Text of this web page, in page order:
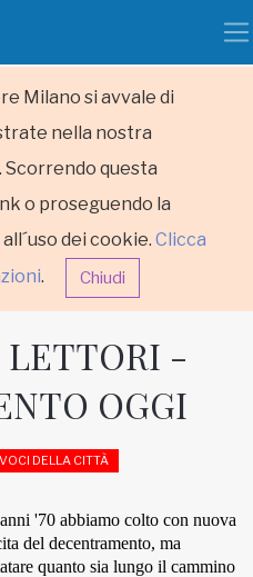
Milano si avvale di
nella nostra
Scorrendo questa
o proseguendo la
dei cookie. Clicca
. Chiudi
LETTORI -
OGGI
VOCI DELLA CITTÀ
'70 abbiamo colto con nuova
del decentramento, ma
quanto sia lungo il cammino